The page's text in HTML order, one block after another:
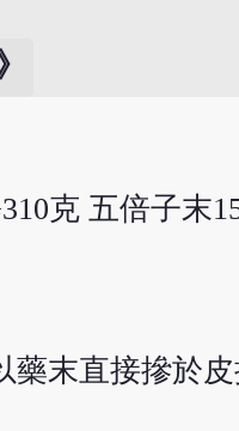
克 五倍子末
末直接摻於皮